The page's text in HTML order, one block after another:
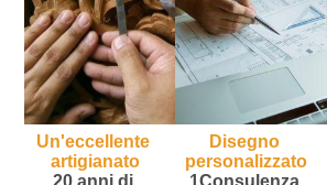
Un'eccellente
artigianato
20 anni di
Disegno
personalizzato
1Consulenza